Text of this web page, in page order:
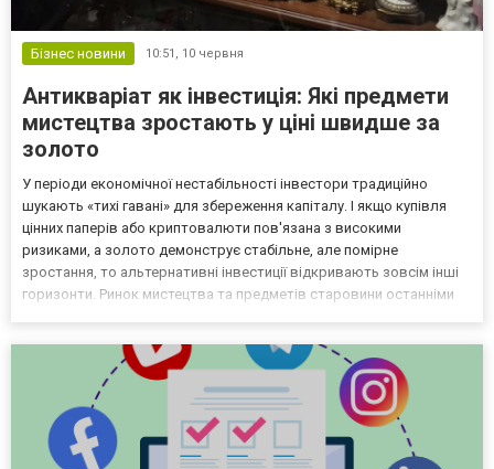
Бізнес новини 10:51, 10 червня
Антикваріат як інвестиція: Які предмети
мистецтва зростають у ціні швидше за
золото
У періоди економічної нестабільності інвестори традиційно
шукають «тихі гавані» для збереження капіталу. І якщо купівля
цінних паперів або криптовалюти пов'язана з високими
ризиками, а золото демонструє стабільне, але помірне
зростання, то альтернативні інвестиції відкривають зовсім інші
горизонти. Ринок мистецтва та предметів старовини останніми